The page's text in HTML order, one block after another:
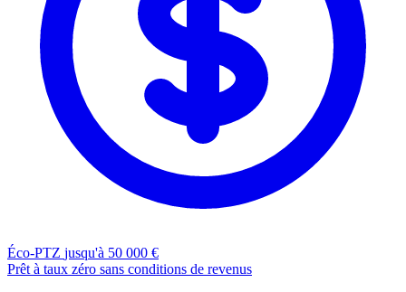
Éco-PTZ jusqu'à 50 000 €
Prêt à taux zéro sans conditions de revenus